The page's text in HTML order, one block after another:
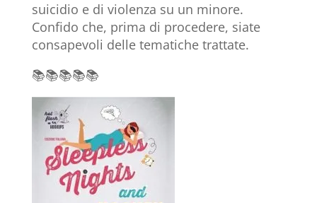
suicidio e di violenza su un minore.
Confido che, prima di procedere, siate
consapevoli delle tematiche trattate.
📚📚📚📚📚